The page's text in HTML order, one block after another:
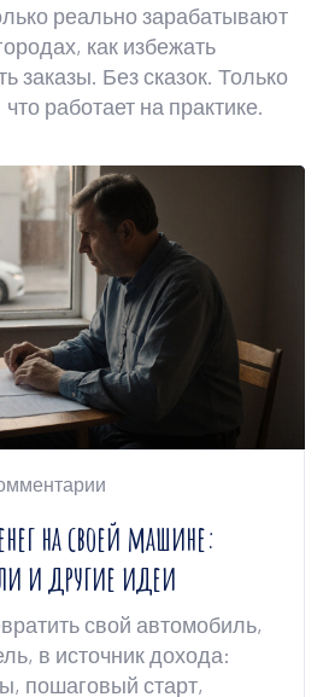
реально зарабатывают
как избежать
заказы. Без сказок. Только
работает на практике.
на своей машине:
и другие идеи
свой автомобиль,
в источник дохода:
пошаговый старт,